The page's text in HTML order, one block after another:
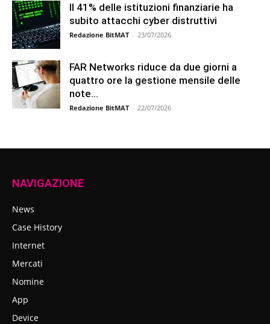
Il 41% delle istituzioni finanziarie ha
subito attacchi cyber distruttivi
Redazione BitMAT - 23/07/2026
FAR Networks riduce da due giorni a
quattro ore la gestione mensile delle
note...
Redazione BitMAT - 22/07/2026
NAVIGAZIONE
News
Case History
Internet
Mercati
Nomine
App
Device